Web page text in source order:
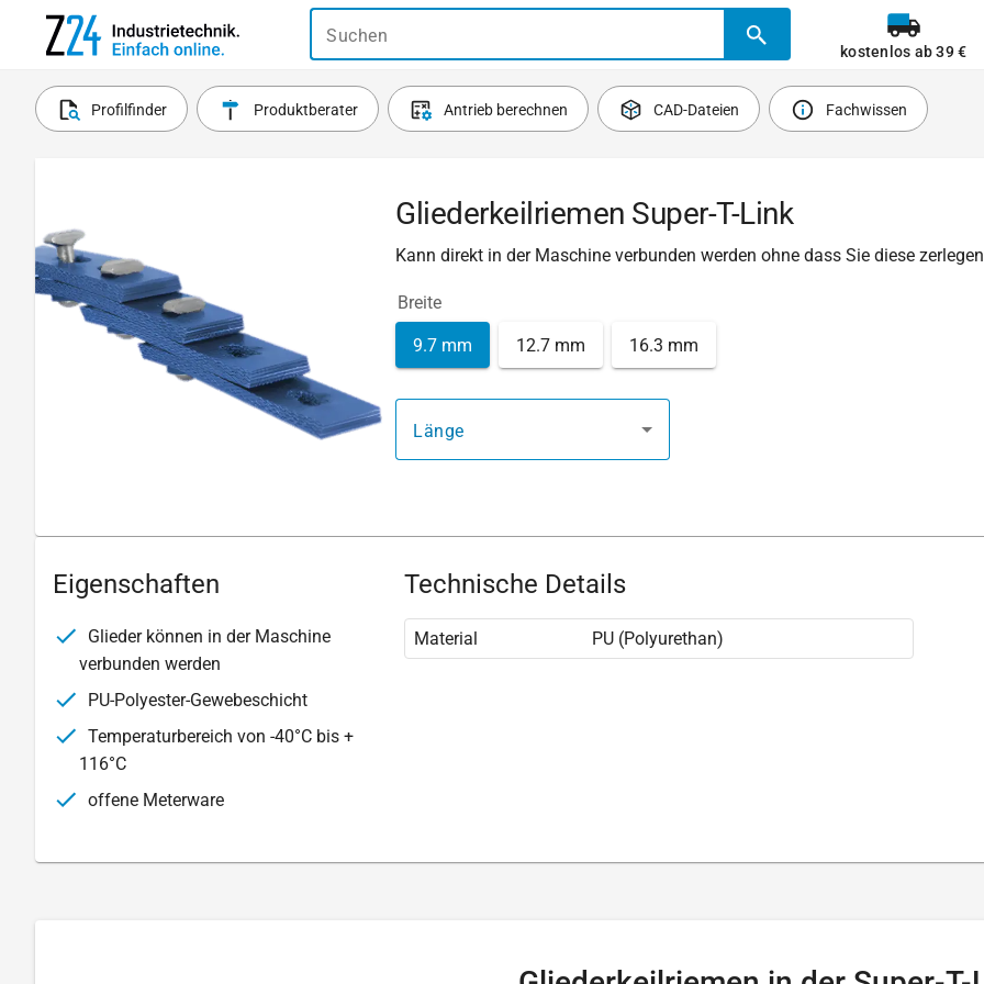
Suchen
kostenlos ab 39 €
Profilfinder Produktberater Antrieb berechnen CAD-Dateien Fachwissen
Gliederkeilriemen Super-T-Link
Kann direkt in der Maschine verbunden werden ohne dass Sie diese
Breite
9.7 mm 12.7 mm 16.3 mm
Länge
Eigenschaften
Glieder können in der Maschine
verbunden werden
PU-Polyester-Gewebeschicht
Temperaturbereich von -40°C bis +
116°C
offene Meterware
Technische Details
Material PU (Polyurethan)